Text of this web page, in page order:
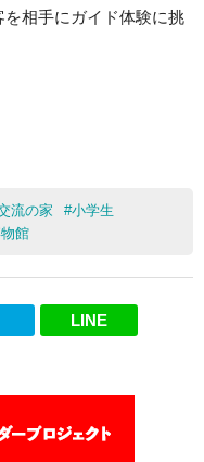
相手にガイド体験に挑
流の家 #小学生
館
LINE